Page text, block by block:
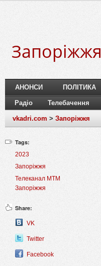
Запоріжжя
АНОНСИ ПОЛІТИКА
Радіо Телебачення
vkadri.com > Запоріжжя
Tags:
2023
Запоріжжя
Телеканал МТМ
Запоріжжя
Share:
VK
Twitter
Facebook